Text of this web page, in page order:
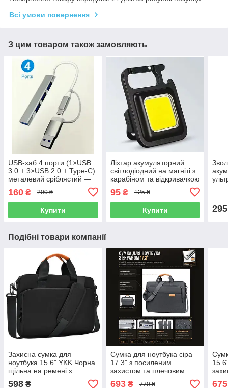
Всі умови повернення
З цим товаром також замовляють
USB-хаб 4 порти (1×USB
3.0 + 3×USB 2.0 + Type-C)
металевий сріблястий —
160 ₴ 200 ₴
Купити
Ліхтар акумуляторний
світлодіодний на магніті з
карабіном та відкривачкою
компактний
95₴ 125 ₴
Купити 295
Подібні товари компанії
Захисна сумка для
ноутбука 15.6" YKK Чорна
щільна на ремені з
органайзером
598 ₴
Сумка для ноутбука сіра
17.3" з посиленим
захистом та плечовим
ременем м'яка поверхня
693₴ 770 ₴ 675